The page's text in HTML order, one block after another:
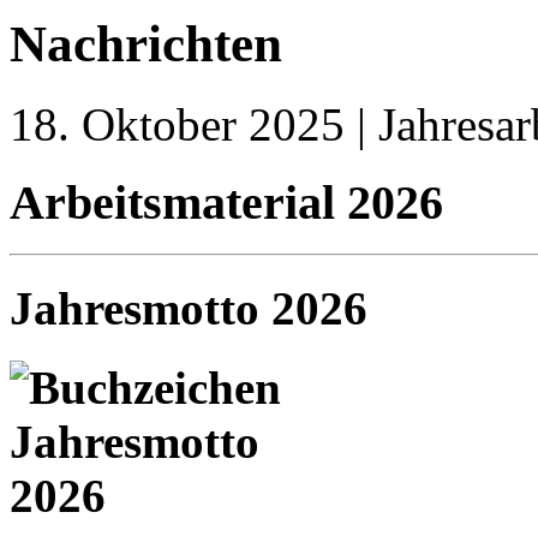
Nachrichten
18. Oktober 2025 |
Arbeitsmaterial 2026
Jahresmotto 2026